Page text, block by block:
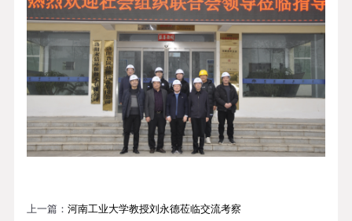
上一篇：河南工业大学教授刘永德莅临交流考察